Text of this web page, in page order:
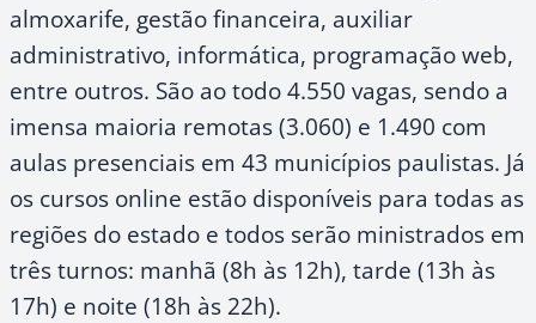
almoxarife, gestão financeira, auxiliar
administrativo, informática, programação web,
entre outros. São ao todo 4.550 vagas, sendo a
imensa maioria remotas (3.060) e 1.490 com
aulas presenciais em 43 municípios paulistas. Já
os cursos online estão disponíveis para todas as
regiões do estado e todos serão ministrados em
três turnos: manhã (8h às 12h), tarde (13h às
17h) e noite (18h às 22h).